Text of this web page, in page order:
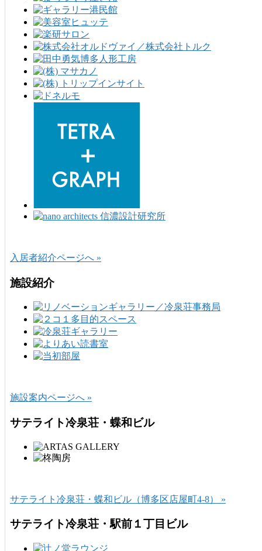
入居者紹介ページへ »
施設紹介
施設案内ページへ »
サテライト冷泉荘・蝶和ビル
サテライト冷泉荘・蝶和ビル（博多区店屋町4-8） »
サテライト冷泉荘・駅前１丁目ビル